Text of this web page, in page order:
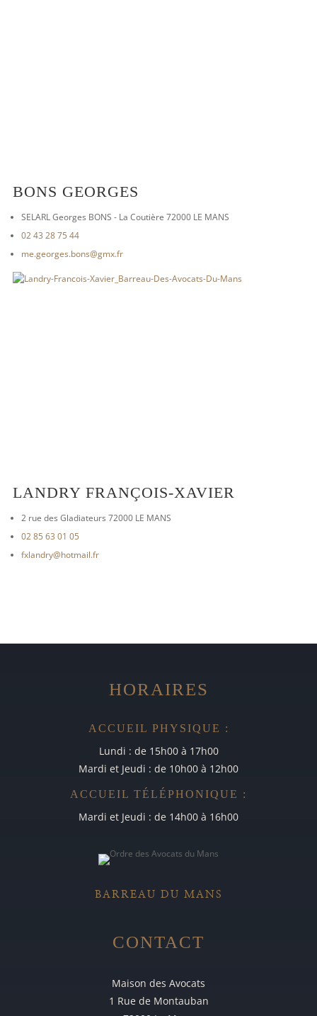
BONS GEORGES
SELARL Georges BONS - La Coutière 72000 LE MANS
02 43 28 75 44
me.georges.bons@gmx.fr
LANDRY FRANÇOIS-XAVIER
2 rue des Gladiateurs 72000 LE MANS
02 85 63 01 05
fxlandry@hotmail.fr
HORAIRES
ACCUEIL PHYSIQUE :
Lundi : de 15h00 à 17h00
Mardi et Jeudi : de 10h00 à 12h00
ACCUEIL TÉLÉPHONIQUE :
Mardi et Jeudi : de 14h00 à 16h00
BARREAU DU MANS
CONTACT
Maison des Avocats
1 Rue de Montauban